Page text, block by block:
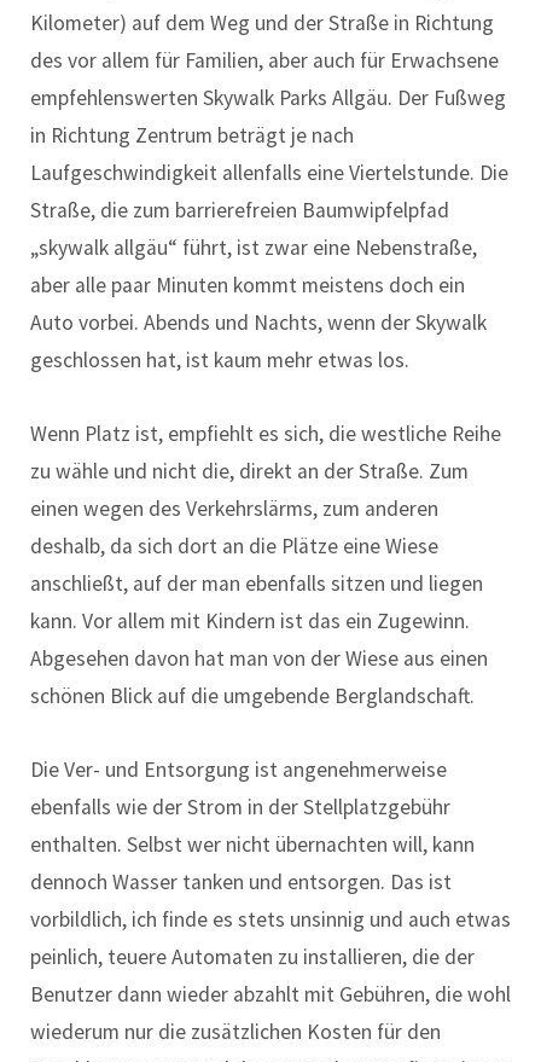
Kilometer) auf dem Weg und der Straße in Richtung
des vor allem für Familien, aber auch für Erwachsene
empfehlenswerten Skywalk Parks Allgäu. Der Fußweg
in Richtung Zentrum beträgt je nach
Laufgeschwindigkeit allenfalls eine Viertelstunde. Die
Straße, die zum barrierefreien Baumwipfelpfad
„skywalk allgäu“ führt, ist zwar eine Nebenstraße,
aber alle paar Minuten kommt meistens doch ein
Auto vorbei. Abends und Nachts, wenn der Skywalk
geschlossen hat, ist kaum mehr etwas los.
Wenn Platz ist, empfiehlt es sich, die westliche Reihe
zu wähle und nicht die, direkt an der Straße. Zum
einen wegen des Verkehrslärms, zum anderen
deshalb, da sich dort an die Plätze eine Wiese
anschließt, auf der man ebenfalls sitzen und liegen
kann. Vor allem mit Kindern ist das ein Zugewinn.
Abgesehen davon hat man von der Wiese aus einen
schönen Blick auf die umgebende Berglandschaft.
Die Ver- und Entsorgung ist angenehmerweise
ebenfalls wie der Strom in der Stellplatzgebühr
enthalten. Selbst wer nicht übernachten will, kann
dennoch Wasser tanken und entsorgen. Das ist
vorbildlich, ich finde es stets unsinnig und auch etwas
peinlich, teuere Automaten zu installieren, die der
Benutzer dann wieder abzahlt mit Gebühren, die wohl
wiederum nur die zusätzlichen Kosten für den